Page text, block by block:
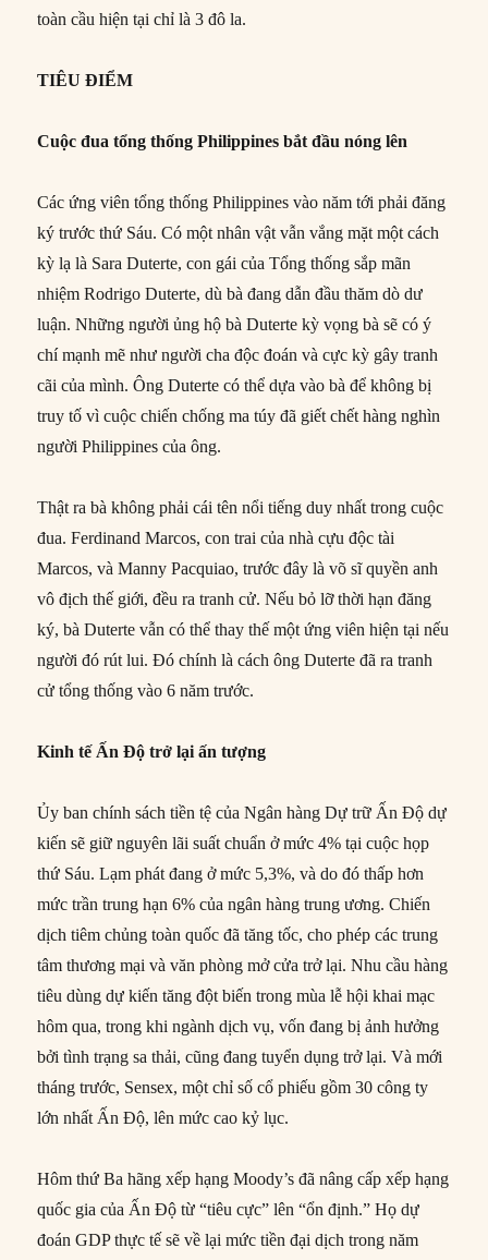
toàn cầu hiện tại chỉ là 3 đô la.
TIÊU ĐIỂM
Cuộc đua tổng thống Philippines bắt đầu nóng lên
Các ứng viên tổng thống Philippines vào năm tới phải đăng
ký trước thứ Sáu. Có một nhân vật vẫn vắng mặt một cách
kỳ lạ là Sara Duterte, con gái của Tổng thống sắp mãn
nhiệm Rodrigo Duterte, dù bà đang dẫn đầu thăm dò dư
luận. Những người ủng hộ bà Duterte kỳ vọng bà sẽ có ý
chí mạnh mẽ như người cha độc đoán và cực kỳ gây tranh
cãi của mình. Ông Duterte có thể dựa vào bà để không bị
truy tố vì cuộc chiến chống ma túy đã giết chết hàng nghìn
người Philippines của ông.
Thật ra bà không phải cái tên nổi tiếng duy nhất trong cuộc
đua. Ferdinand Marcos, con trai của nhà cựu độc tài
Marcos, và Manny Pacquiao, trước đây là võ sĩ quyền anh
vô địch thế giới, đều ra tranh cử. Nếu bỏ lỡ thời hạn đăng
ký, bà Duterte vẫn có thể thay thế một ứng viên hiện tại nếu
người đó rút lui. Đó chính là cách ông Duterte đã ra tranh
cử tổng thống vào 6 năm trước.
Kinh tế Ấn Độ trở lại ấn tượng
Ủy ban chính sách tiền tệ của Ngân hàng Dự trữ Ấn Độ dự
kiến sẽ giữ nguyên lãi suất chuẩn ở mức 4% tại cuộc họp
thứ Sáu. Lạm phát đang ở mức 5,3%, và do đó thấp hơn
mức trần trung hạn 6% của ngân hàng trung ương. Chiến
dịch tiêm chủng toàn quốc đã tăng tốc, cho phép các trung
tâm thương mại và văn phòng mở cửa trở lại. Nhu cầu hàng
tiêu dùng dự kiến tăng đột biến trong mùa lễ hội khai mạc
hôm qua, trong khi ngành dịch vụ, vốn đang bị ảnh hưởng
bởi tình trạng sa thải, cũng đang tuyển dụng trở lại. Và mới
tháng trước, Sensex, một chỉ số cổ phiếu gồm 30 công ty
lớn nhất Ấn Độ, lên mức cao kỷ lục.
Hôm thứ Ba hãng xếp hạng Moody’s đã nâng cấp xếp hạng
quốc gia của Ấn Độ từ “tiêu cực” lên “ổn định.” Họ dự
đoán GDP thực tế sẽ về lại mức tiền đại dịch trong năm